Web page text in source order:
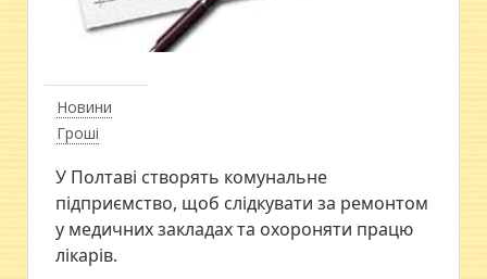
Новини
Гроші
У Полтаві створять комунальне
підприємство, щоб слідкувати за ремонтом
у медичних закладах та охороняти працю
лікарів.